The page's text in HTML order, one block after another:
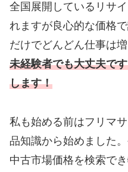
全国展開しているリサ
れますが良心的な価格
だけでどんどん仕事は増
未経験者でも大丈夫で
します！
私も始める前はフリマ
品知識から始めました
中古市場価格を検索で